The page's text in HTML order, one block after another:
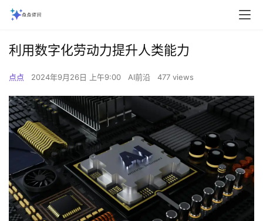
利用数字化劳动力提升人类能力
点点 2024年9月26日 上午9:00 AI前沿 477 views